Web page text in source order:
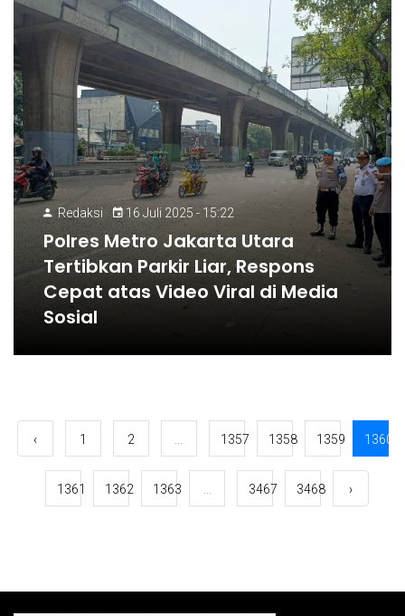
Redaksi 16 Juli 2025 - 15:22
Polres Metro Jakarta Utara
Tertibkan Parkir Liar, Respons
Cepat atas Video Viral di Media
Sosial
‹ 1 2 1357 1358 1359 1360
1361 1362 1363 3467 3468 ›